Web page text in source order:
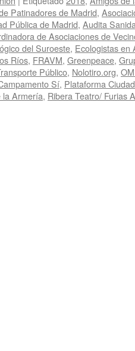
Patinadores de Madrid,
Pública de Madrid, Audita
de Asociaciones de
del Suroeste, Ecologistas en
Ríos, FRAVM, Greenpeace,
Público, Nolotiro.org,
Sí, Plataforma
la Armería, Ribera Teatro/ Furias